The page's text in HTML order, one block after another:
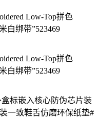
标嵌入核心防伪芯片装
一致鞋舌仿磨环保纸垫#